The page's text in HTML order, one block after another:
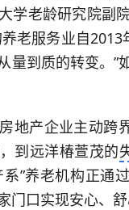
学老龄研究院副
老服务业自
量到质的转变。”
地产企业主动跨
到远洋椿萱茂的
系”养老机构正通
门口实现安心、舒